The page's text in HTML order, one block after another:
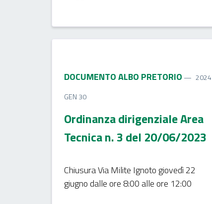
DOCUMENTO ALBO PRETORIO
2024
GEN 30
Ordinanza dirigenziale Area
Tecnica n. 3 del 20/06/2023
Chiusura Via Milite Ignoto giovedì 22
giugno dalle ore 8:00 alle ore 12:00